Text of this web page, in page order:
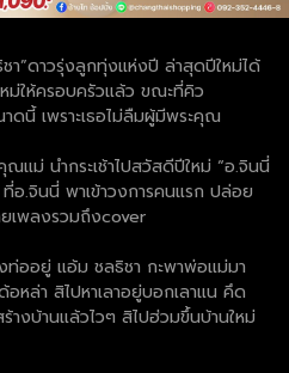
”ดาวรุ่งลูกทุ่งแห่งปี ล่าสุดปีใหม่ได้
ม่ให้ครอบครัวแล้ว ขณะที่คิว
ดนี้ เพราะเธอไม่ลืมผู้มีพระคุณ
ม่ นำกระเช้าไปสวัสดีปีใหม่ “อ.จินนี่
.จินนี่ พาเข้าวงการคนแรก ปล่อย
เพลงรวมถึงcover
ท่ออยู่ แอ้ม ชลธิชา กะพาพ่อแม่มา
หล่า สิไปหาเลาอยู่บอกเลาแน คึด
งบ้านแล้วไวๆ สิไปฮ่วมขึ้นบ้านใหม่